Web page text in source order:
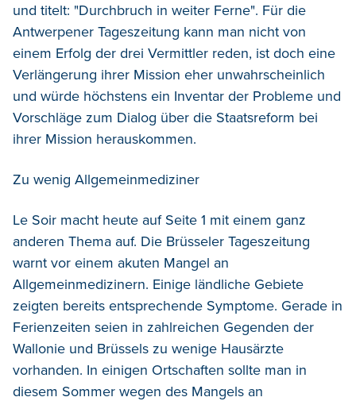
und titelt: "Durchbruch in weiter Ferne". Für die
Antwerpener Tageszeitung kann man nicht von
einem Erfolg der drei Vermittler reden, ist doch eine
Verlängerung ihrer Mission eher unwahrscheinlich
und würde höchstens ein Inventar der Probleme und
Vorschläge zum Dialog über die Staatsreform bei
ihrer Mission herauskommen.
Zu wenig Allgemeinmediziner
Le Soir macht heute auf Seite 1 mit einem ganz
anderen Thema auf. Die Brüsseler Tageszeitung
warnt vor einem akuten Mangel an
Allgemeinmedizinern. Einige ländliche Gebiete
zeigten bereits entsprechende Symptome. Gerade in
Ferienzeiten seien in zahlreichen Gegenden der
Wallonie und Brüssels zu wenige Hausärzte
vorhanden. In einigen Ortschaften sollte man in
diesem Sommer wegen des Mangels an